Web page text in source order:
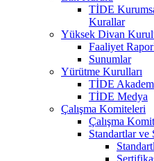
TİDE
Kurallar
Yüksek Divan
Faaliyet
Sunumlar
Yürütme Kurulları
TİDE
TİDE Medya
Çalışma Komiteleri
Çalışma
Standartlar